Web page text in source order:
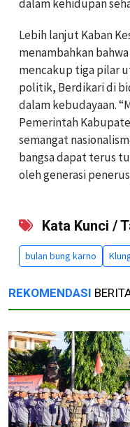
dalam kehidupan
Lebih lanjut Kaban
menambahkan
mencakup tiga pilar
politik, Berdikari di
dalam kebudayaan.
Pemerintah
semangat
bangsa dapat terus
oleh generasi
Kata Kunci /
bulan bung karno
REKOMENDASI